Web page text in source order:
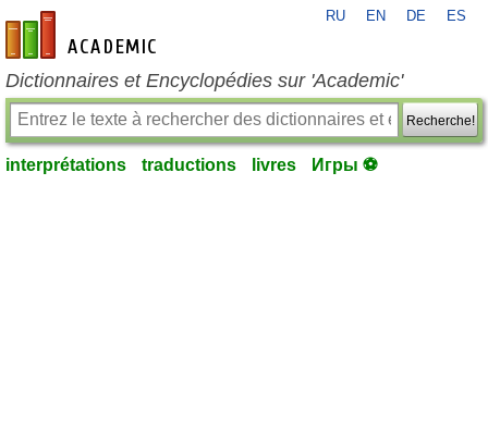
fr-academic.com
RU EN DE ES
Dictionnaires et Encyclopédies sur 'Academic'
Recherche!
interprétations traductions livres Игры ⚽